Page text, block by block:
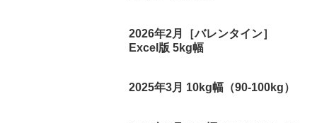
2026年2月［バレンタイン］
Excel版 5kg幅
2025年3月 10kg幅（90-100kg）